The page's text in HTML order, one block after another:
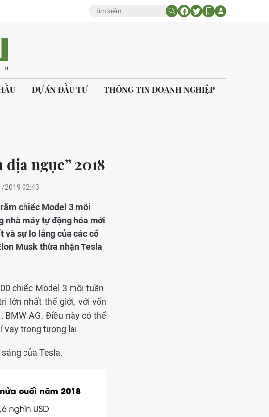
DỰ ÁN ĐẦU TƯ THÔNG TIN DOANH NGHIỆP
ngục” 2018
2019 02:43
chiếc Model 3 mỗi
nhà máy tự động hóa mới
và sự lo lắng của các cổ
Musk thừa nhận Tesla
chiếc Model 3 mỗi tuần.
lớn nhất thế giới, với vốn
BMW AG. Điều này có thể
vay trong tương lai.
của Tesla.